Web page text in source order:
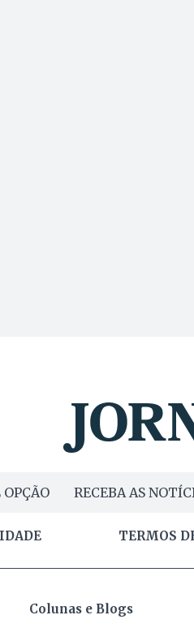
RECEBA AS
TERMOS
Colunas e Blogs